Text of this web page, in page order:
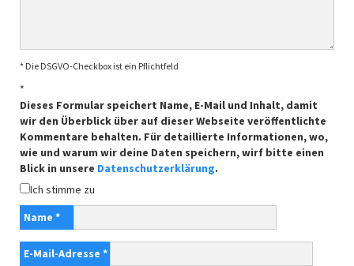
* Die DSGVO-Checkbox ist ein Pflichtfeld
*
Dieses Formular speichert Name, E-Mail und Inhalt, damit
wir den Überblick über auf dieser Webseite veröffentlichte
Kommentare behalten. Für detaillierte Informationen, wo,
wie und warum wir deine Daten speichern, wirf bitte einen
Blick in unsere Datenschutzerklärung.
Ich stimme zu
Name *
E-Mail-Adresse *